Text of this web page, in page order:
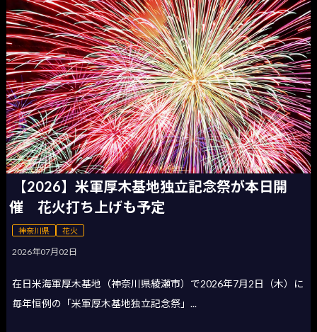
【2026】米軍厚木基地独立記念祭が本日開
催 花火打ち上げも予定
神奈川県 花火
2026年07月02日
在日米海軍厚木基地（神奈川県綾瀬市）で2026年7月2日（木）に
毎年恒例の「米軍厚木基地独立記念祭」...